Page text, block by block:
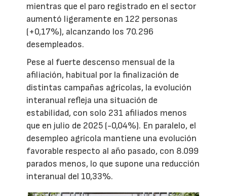
mientras que el paro registrado en el sector
aumentó ligeramente en 122 personas
(+0,17%), alcanzando los 70.296
desempleados.
Pese al fuerte descenso mensual de la
afiliación, habitual por la finalización de
distintas campañas agrícolas, la evolución
interanual refleja una situación de
estabilidad, con solo 231 afiliados menos
que en julio de 2025 (-0,04%). En paralelo, el
desempleo agrícola mantiene una evolución
favorable respecto al año pasado, con 8.099
parados menos, lo que supone una reducción
interanual del 10,33%.